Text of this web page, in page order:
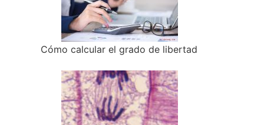
Cómo calcular el grado de libertad